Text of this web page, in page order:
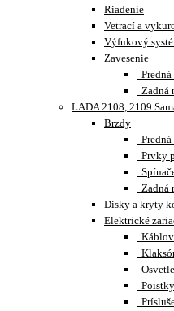
Riadenie
Vetrací a
Výfukový
Zavesenie
Zadná
LADA 2108, 2109
Brzdy
Prvky
Zadná
Disky a kryty
Elektrické
Poistky